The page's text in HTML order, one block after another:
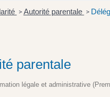
> Autorité parentale >
parentale
légale et administrative